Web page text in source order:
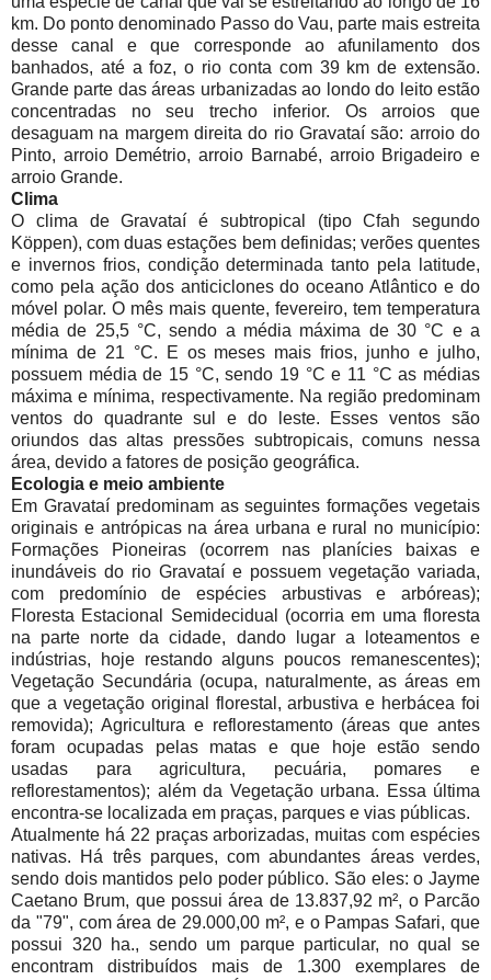
km. Do ponto denominado Passo do Vau, parte mais estreita
desse canal e que corresponde ao afunilamento dos
banhados, até a foz, o rio conta com 39 km de extensão.
Grande parte das áreas urbanizadas ao londo do leito estão
concentradas no seu trecho inferior. Os arroios que
desaguam na margem direita do rio Gravataí são: arroio do
Pinto, arroio Demétrio, arroio Barnabé, arroio Brigadeiro e
arroio Grande.
Clima
O clima de Gravataí é subtropical (tipo Cfah segundo
Köppen), com duas estações bem definidas; verões quentes
e invernos frios, condição determinada tanto pela latitude,
como pela ação dos anticiclones do oceano Atlântico e do
móvel polar. O mês mais quente, fevereiro, tem temperatura
média de 25,5 °C, sendo a média máxima de 30 °C e a
mínima de 21 °C. E os meses mais frios, junho e julho,
possuem média de 15 °C, sendo 19 °C e 11 °C as médias
máxima e mínima, respectivamente. Na região predominam
ventos do quadrante sul e do leste. Esses ventos são
oriundos das altas pressões subtropicais, comuns nessa
área, devido a fatores de posição geográfica.
Ecologia e meio ambiente
Em Gravataí predominam as seguintes formações vegetais
originais e antrópicas na área urbana e rural no município:
Formações Pioneiras (ocorrem nas planícies baixas e
inundáveis do rio Gravataí e possuem vegetação variada,
com predomínio de espécies arbustivas e arbóreas);
Floresta Estacional Semidecidual (ocorria em uma floresta
na parte norte da cidade, dando lugar a loteamentos e
indústrias, hoje restando alguns poucos remanescentes);
Vegetação Secundária (ocupa, naturalmente, as áreas em
que a vegetação original florestal, arbustiva e herbácea foi
removida); Agricultura e reflorestamento (áreas que antes
foram ocupadas pelas matas e que hoje estão sendo
usadas para agricultura, pecuária, pomares e
reflorestamentos); além da Vegetação urbana. Essa última
encontra-se localizada em praças, parques e vias públicas.
Atualmente há 22 praças arborizadas, muitas com espécies
nativas. Há três parques, com abundantes áreas verdes,
sendo dois mantidos pelo poder público. São eles: o Jayme
Caetano Brum, que possui área de 13.837,92 m², o Parcão
da "79", com área de 29.000,00 m², e o Pampas Safari, que
possui 320 ha., sendo um parque particular, no qual se
encontram distribuídos mais de 1.300 exemplares de